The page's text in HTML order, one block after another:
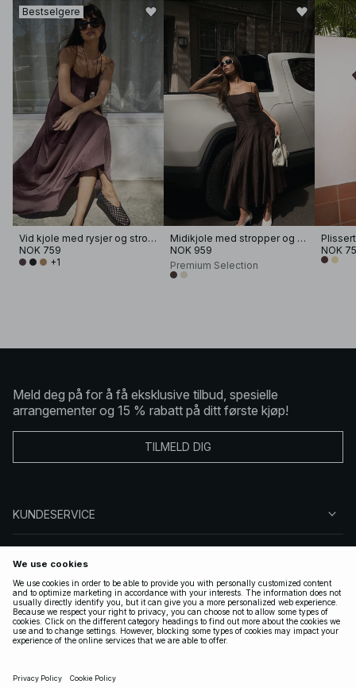
Bestselgere
Vid kjole med rysjer og stropper
NOK 759
+1
Midikjole med stropper og sømdetaljer
NOK 959
Premium Selection
NOK
Meld deg på for å få eksklusive tilbud, spesielle
arrangementer og 15 % rabatt på ditt første kjøp!
TILMELD DIG
KUNDESERVICE
FØLG OSS
LOVLIG